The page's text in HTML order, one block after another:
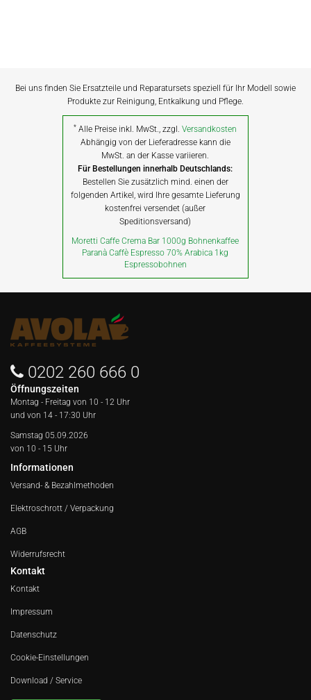
Bei uns finden Sie Ersatzteile und Reparatursets speziell für Ihr Modell sowie
Produkte zur Reinigung, Entkalkung und Pflege.
* Alle Preise inkl. MwSt., zzgl.Versandkosten
Abhängig von der Lieferadresse kann die
MwSt. an der Kasse variieren.
Für Bestellungen innerhalb Deutschlands:
Bestellen Sie zusätzlich mind. einen der
folgenden Artikel, wird Ihre gesamte Lieferung
kostenfrei versendet (außer
Speditionsversand)
Moretti Caffe Crema Bar 1000g Bohnenkaffee
Paranà Caffè Espresso 70% Arabica 1kg
Espressobohnen
0202 260 666 0
Öffnungszeiten
Montag - Freitag von 10 - 12 Uhr
und von 14 - 17:30 Uhr
Samstag 05.09.2026
von 10 - 15 Uhr
Informationen
Versand- & Bezahlmethoden
Elektroschrott / Verpackung
AGB
Widerrufsrecht
Kontakt
Kontakt
Impressum
Datenschutz
Cookie-Einstellungen
Download / Service